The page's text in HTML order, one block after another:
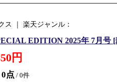
ス ｜ 楽天ジャンル：
EDITION 2025年 7月号
円
0点 / 0件